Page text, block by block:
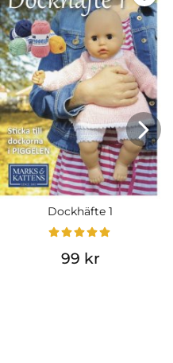
Dockhäfte 1
99 kr